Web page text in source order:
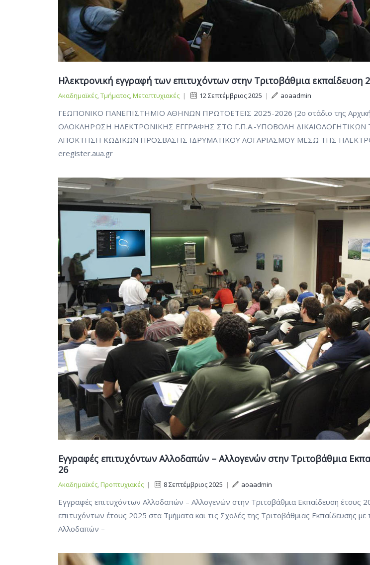
Ηλεκτρονική εγγραφή των επιτυχόντων στην Τριτοβάθμια εκπαίδευση
Ακαδημαϊκές,Τμήματος,Μεταπτυχιακές | 12 Σεπτέμβριος 2025 | aoaadmin
ΓΕΩΠΟΝΙΚΟ ΠΑΝΕΠΙΣΤΗΜΙΟ ΑΘΗΝΩΝ ΠΡΩΤΟΕΤΕΙΣ 2025-2026 (2ο στάδιο της
ΟΛΟΚΛΗΡΩΣΗ ΗΛΕΚΤΡΟΝΙΚΗΣ ΕΓΓΡΑΦΗΣ ΣΤΟ Γ.Π.Α.-ΥΠΟΒΟΛΗ ΔΙΚΑΙΟΛΟΓΗΤΙΚΩΝ
ΑΠΟΚΤΗΣΗ ΚΩΔΙΚΩΝ ΠΡΟΣΒΑΣΗΣ ΙΔΡΥΜΑΤΙΚΟΥ ΛΟΓΑΡΙΑΣΜΟΥ ΜΕΣΩ ΤΗΣ
eregister.aua.gr
Εγγραφές επιτυχόντων Αλλοδαπών – Αλλογενών στην Τριτοβάθμια
26
Ακαδημαϊκές Προπτυχιακές | 8 Σεπτέμβριος 2025 | aoaadmin
Εγγραφές επιτυχόντων Αλλοδαπών – Αλλογενών στην Τριτοβάθμια Εκπαίδευση έτους
επιτυχόντων έτους 2025 στα Τμήματα και τις Σχολές της Τριτοβάθμιας Εκπαίδευσης με
Αλλοδαπών –